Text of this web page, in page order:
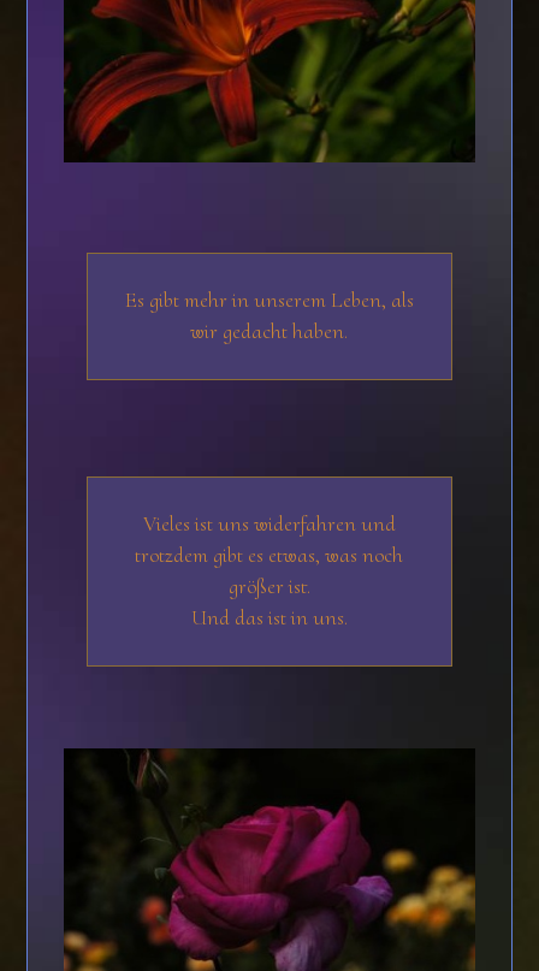
Es gibt mehr in unserem Leben, als
wir gedacht haben.
Vieles ist uns widerfahren und
trotzdem gibt es etwas, was noch
größer ist.
Und das ist in uns.